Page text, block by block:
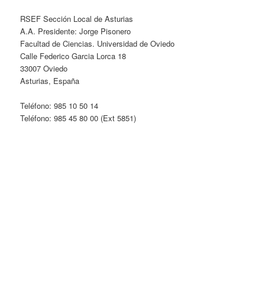
RSEF Sección Local de Asturias
A.A. Presidente: Jorge Pisonero
Facultad de Ciencias. Universidad de Oviedo
Calle Federico Garcia Lorca 18
33007 Oviedo
Asturias, España
Teléfono: 985 10 50 14
Teléfono: 985 45 80 00 (Ext 5851)